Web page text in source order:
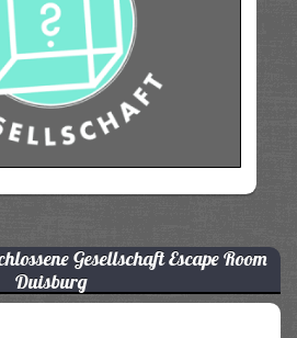
Gesellschaft Escape Room
Duisburg